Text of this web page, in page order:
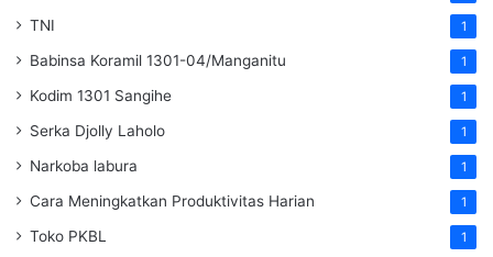
TNI 1
Babinsa Koramil 1301-04/Manganitu 1
Kodim 1301 Sangihe 1
Serka Djolly Laholo 1
Narkoba labura 1
Cara Meningkatkan Produktivitas Harian 1
Toko PKBL 1